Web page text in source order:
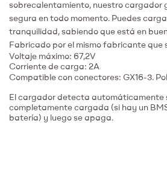
sobrecalentamiento, nuestro cargador
segura en todo momento. Puedes
tranquilidad, sabiendo que está en
Fabricado por el mismo fabricante que
Voltaje máximo: 67,2V
Corriente de carga: 2A
Compatible con conectores: GX16-3.
El cargador detecta automáticamente
completamente cargada (si hay un
batería) y luego se apaga.